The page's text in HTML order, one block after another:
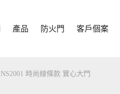
產品 防火門 客戶個案
NS2001 時尚線條款 實心大門